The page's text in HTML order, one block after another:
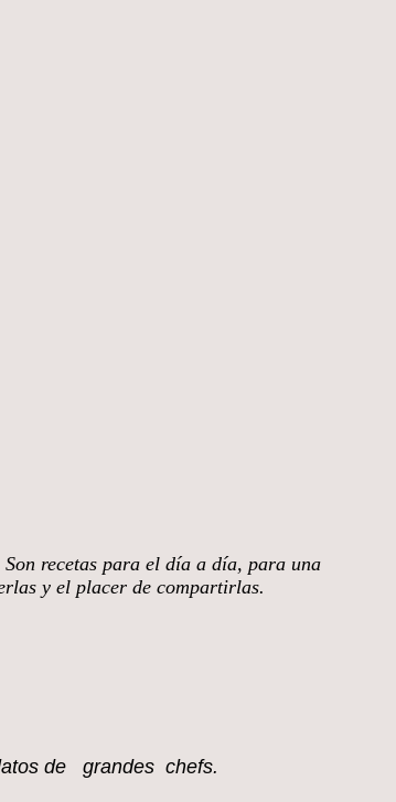
recetas para el día a día, para una
y el placer de compartirlas.
de grandes chefs.